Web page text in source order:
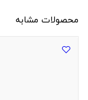
محصولات مشابه